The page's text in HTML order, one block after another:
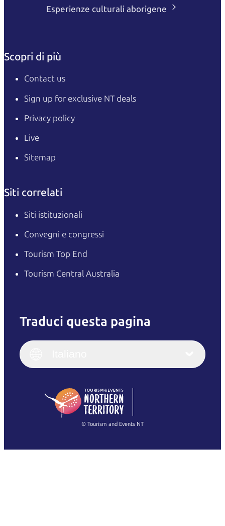
Esperienze culturali aborigene
Scopri di più
Contact us
Sign up for exclusive NT deals
Privacy policy
Live
Sitemap
Siti correlati
Siti istituzionali
Convegni e congressi
Tourism Top End
Tourism Central Australia
Traduci questa pagina
English (US)
English
(Singapore)
Italiano
繁體中文
© Tourism and Events NT